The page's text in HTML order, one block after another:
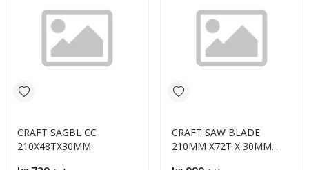
CRAFT SAGBL CC
210X48TX30MM
CRAFT SAW BLADE
210MM X72T X 30MM